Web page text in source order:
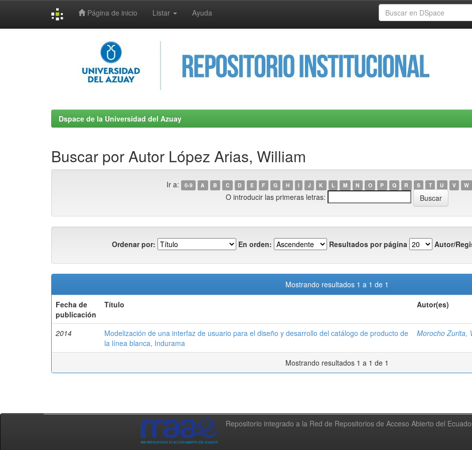
Página de inicio Listar Ayuda
Dspace de la Universidad del Azuay
Buscar por Autor López Arias, William
Ir a: 0-9 A B C D E F G H I J K L M N O P Q R S T U V W
O introducir las primeras letras:
Ordenar por: En orden: Resultados por página Autor/
Mostrando resultados 1 a 1 de 1
Fecha de
publicación
Título Autor(es)
2014
Modelización de una interfaz de usuario para el diseño y desarrollo del catálogo de producto de
la línea blanca, Indurama
Morocho Zurita,
Mostrando resultados 1 a 1 de 1
Repositorio integrado a la Red de Repositorios de Acceso Abierto del